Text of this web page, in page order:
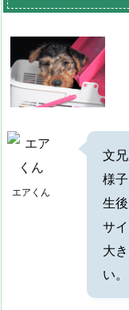
エアくん
文
様子
生
サ
大
い。